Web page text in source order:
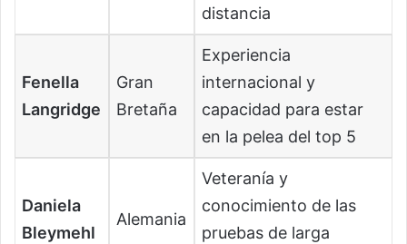
distancia
Fenella
Langridge
Gran
Bretaña
Experiencia
internacional y
capacidad para estar
en la pelea del top 5
Daniela
Bleymehl
Alemania
Veteranía y
conocimiento de las
pruebas de larga